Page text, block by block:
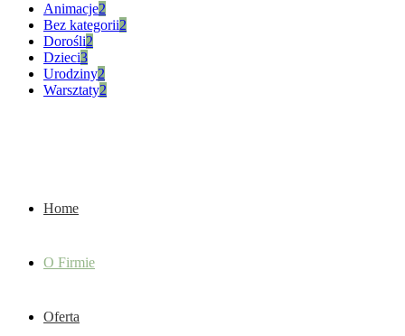
Animacje2
Bez kategorii2
Dorośli2
Dzieci3
Urodziny2
Warsztaty2
Home
O Firmie
Oferta